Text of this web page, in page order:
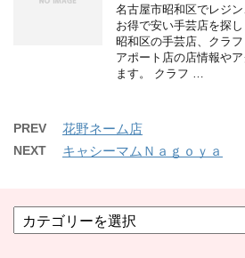
名古屋市昭和区でレジ
お得で安い手芸店を探
昭和区の手芸店、クラ
アポート店の店情報や
ます。 クラフ …
PREV 花野ネーム店
NEXT キャシーマムＮａｇｏｙａ
テ